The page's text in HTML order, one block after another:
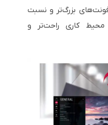
بزرگ‌تر و نسبت
که محیط کاری راحت‌تر و